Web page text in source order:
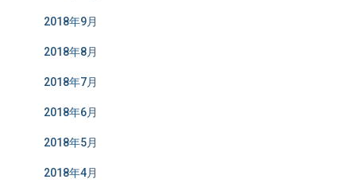
2018年9月
2018年8月
2018年7月
2018年6月
2018年5月
2018年4月